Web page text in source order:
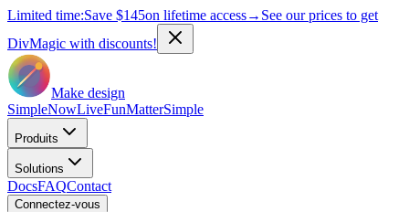
Limited time:Save $145on lifetime access→ See our prices to get
DivMagic with discounts!
Make design
SimpleNowLiveFunMatterSimple
Produits
Solutions
DocsFAQContact
Connectez-vous